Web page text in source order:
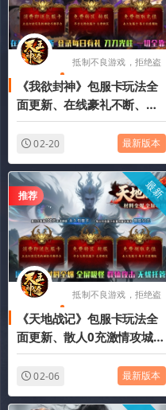
抵制不良游戏，拒绝盗
版游戏
《我欲封神》包服卡玩法全
面更新、在线豪礼不断、登
录每日有礼、刀刀光柱、一
切全靠爆（武途淬炼特色玩
02-20 最新版本
推荐 最新
抵制不良游戏，拒绝盗
版游戏
《天地战记》包服卡玩法全
面更新、散人0充激情攻城、
材料全爆、简单耐玩、全民
追梦（万兵录特色玩法邀你
来战）
02-06 最新版本